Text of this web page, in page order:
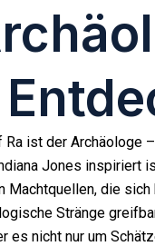
ist der Archäologe
Jones inspiriert
Machtquellen, die
Stränge
es nicht nur um